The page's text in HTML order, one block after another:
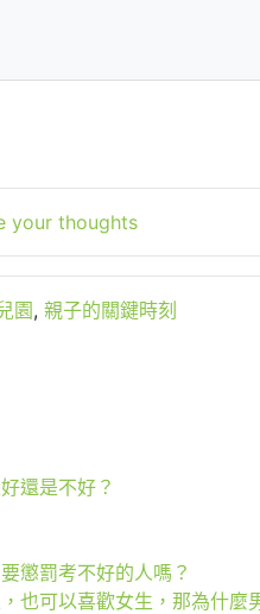
your thoughts
園, 親子的關鍵時刻
還是不好？
懲罰考不好的人嗎？
也可以喜歡女生，那為什麼